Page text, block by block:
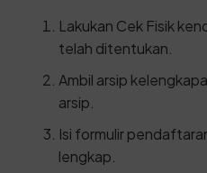
Lakukan Cek Fisik
telah ditentukan.
Ambil arsip
arsip.
Isi formulir
lengkap.